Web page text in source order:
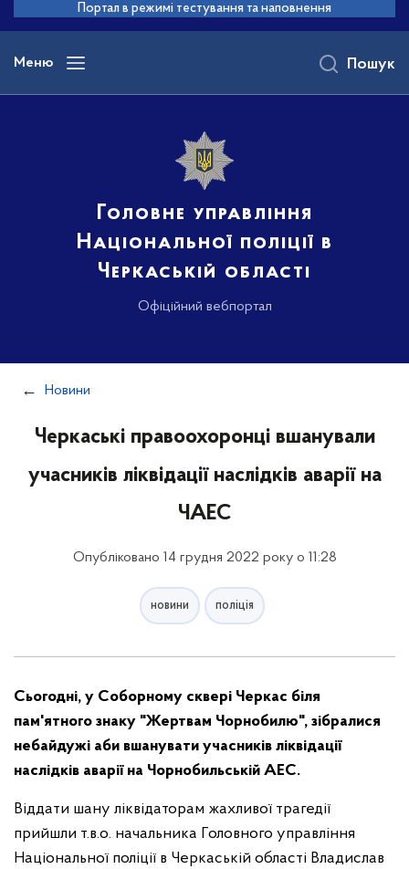
основного
вмісту
Портал в режимі тестування та наповнення
Меню
Головне управління
Національної поліції в
Черкаській області
Офіційний вебпортал
Пошук
Новини
Черкаські правоохоронці вшанували
учасників ліквідації наслідків аварії на
ЧАЕС
Опубліковано 14 грудня 2022 року о 11:28
новини поліція
Сьогодні, у Соборному сквері Черкас біля
пам'ятного знаку "Жертвам Чорнобилю", зібралися
небайдужі аби вшанувати учасників ліквідації
наслідків аварії на Чорнобильській АЕС.
Віддати шану ліквідаторам жахливої трагедії
прийшли т.в.о. начальника Головного управління
Національної поліції в Черкаській області Владислав